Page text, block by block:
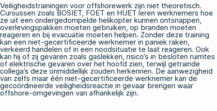
Veiligheidstrainingen voor offshorewerk zijn niet theoretisch.
Cursussen zoalsBOSIET FOET en HUET leren werknemers hoe
ze uit een ondergedompelde helikopter kunnen ontsnappen,
overlevingspakken moeten gebruiken, op branden moeten
reageren en bij evacuatie moeten helpen. Zonder deze training
kan een niet-gecertificeerde werknemer in paniek raken,
verkeerd handelen of in een noodsituatie te laat reageren. Ook
kan hij of zij gevaren zoals gaslekken, risico’s in besloten ruimtes
of elektrische gevaren over het hoofd zien, terwijl getrainde
collega’s deze onmiddellijk zouden herkennen. De aanwezigheid
van zelfs maar één niet-gecertificeerde werknemer kan de
gecoördineerde veiligheidsreactie in gevaar brengen waar
offshore-omgevingen van afhankelijk zijn.